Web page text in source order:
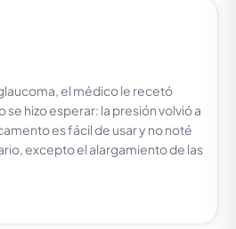
el médico le recetó
hizo esperar: la presión volvió a
es fácil de usar y no noté
excepto el alargamiento de las